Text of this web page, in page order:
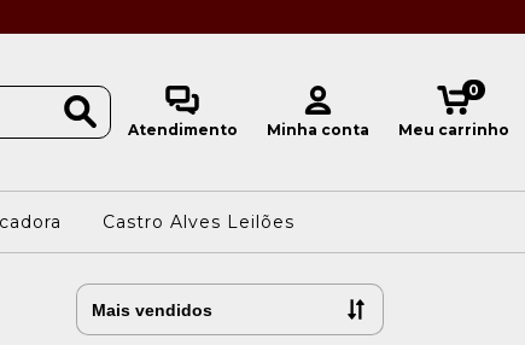
Atendimento Minha conta Meu carrinho
0
Castro Alves Leilões